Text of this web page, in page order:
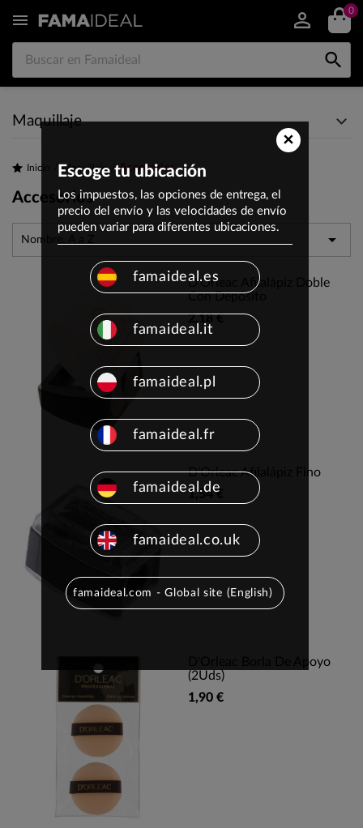
 0

Maquillaje
Inicio Maquillaje Accesorios
Accesorios
Nombre, A a Z 
D'Orleac Afilalápiz Doble
Con Depósito
2,18 €
D'Orleac Afilalápiz Fino
1,54 €
D'Orleac Borla De Apoyo
(2Uds)
1,90 €
×
Escoge tu ubicación
Los impuestos, las opciones de entrega, el
precio del envío y las velocidades de envío
pueden variar para diferentes ubicaciones.
famaideal.es
famaideal.it
famaideal.pl
famaideal.fr
famaideal.de
famaideal.co.uk
famaideal.com - Global site (English)